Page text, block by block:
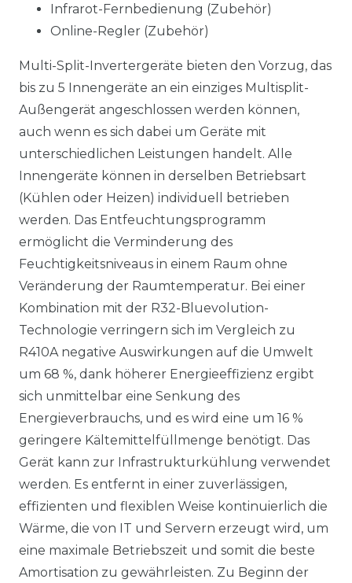
Infrarot-Fernbedienung (Zubehör)
Online-Regler (Zubehör)
Multi-Split-Invertergeräte bieten den Vorzug, das
bis zu 5 Innengeräte an ein einziges Multisplit-
Außengerät angeschlossen werden können,
auch wenn es sich dabei um Geräte mit
unterschiedlichen Leistungen handelt. Alle
Innengeräte können in derselben Betriebsart
(Kühlen oder Heizen) individuell betrieben
werden. Das Entfeuchtungsprogramm
ermöglicht die Verminderung des
Feuchtigkeitsniveaus in einem Raum ohne
Veränderung der Raumtemperatur. Bei einer
Kombination mit der R32-Bluevolution-
Technologie verringern sich im Vergleich zu
R410A negative Auswirkungen auf die Umwelt
um 68 %, dank höherer Energieeffizienz ergibt
sich unmittelbar eine Senkung des
Energieverbrauchs, und es wird eine um 16 %
geringere Kältemittelfüllmenge benötigt. Das
Gerät kann zur Infrastrukturkühlung verwendet
werden. Es entfernt in einer zuverlässigen,
effizienten und flexiblen Weise kontinuierlich die
Wärme, die von IT und Servern erzeugt wird, um
eine maximale Betriebszeit und somit die beste
Amortisation zu gewährleisten. Zu Beginn der